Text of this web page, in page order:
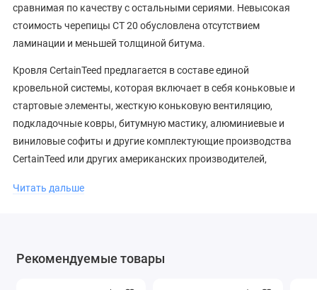
сравнимая по качеству с остальными сериями. Невысокая
стоимость черепицы CT 20 обусловлена отсутствием
ламинации и меньшей толщиной битума.
Кровля CertainTeed предлагается в составе единой
кровельной системы, которая включает в себя коньковые и
стартовые элементы, жесткую коньковую вентиляцию,
подкладочные ковры, битумную мастику, алюминиевые и
виниловые софиты и другие комплектующие производства
CertainTeed или других американских производителей,
кровельной системы.
Соответствует стандарту ASTM D3462;
Читать дальше
Рекомендуемые товары